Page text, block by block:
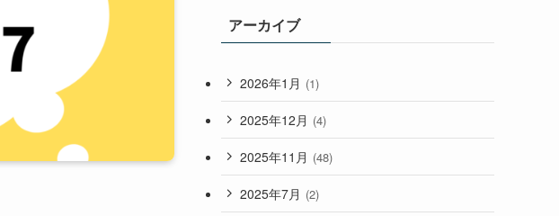
アーカイブ
2026年1月 (1)
2025年12月 (4)
2025年11月 (48)
2025年7月 (2)